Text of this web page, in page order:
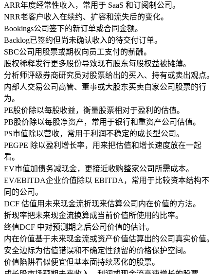
ARR年度经常性收入，常用于 SaaS 和订阅制公司。
NRR老客户收入在续约、扩容和流失后的变化。
Bookings公司签下的新订单或合同金额。
Backlog已签约但尚未确认收入的待交付订单。
SBC公司用股票或期权向员工支付的薪酬。
股权稀释发行更多股份导致现有股东每股权益被摊薄。
分析师评级券商研究员对股票给出的买入、持有或卖出观点。
内部人交易公司高管、董事或大股东买卖自家公司股票的行
为。
PE股价除以每股收益，衡量股票相对于盈利的估值。
PB股价除以每股净资产，常用于银行和重资产公司估值。
PS市值除以营收，常用于利润不稳定的成长型公司。
PEGPE 除以盈利增长率，用来把估值和增长速度放在一起
看。
EV市值加债务减现金，更接近收购整家公司所需成本。
EV/EBITDA企业价值除以 EBITDA，常用于比较资本结构不
同的公司。
DCF 估值用未来现金流折现来估算公司内在价值的方法。
折现率把未来现金流换算成当前价值所使用的比率。
终值DCF 中对预测期之后公司价值的估计。
内在价值基于未来现金流或资产价值估算出的公司真实价值。
安全边际为估值错误和不确定性预留的价格保护空间。
价值陷阱看似便宜但基本面持续恶化的股票。